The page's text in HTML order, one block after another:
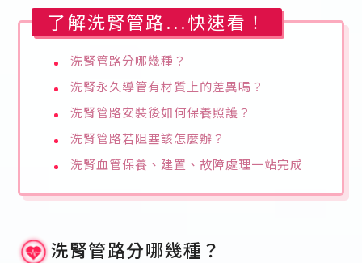
了解洗腎管路...快速看！
洗腎管路分哪幾種？
洗腎永久導管有材質上的差異嗎？
洗腎管路安裝後如何保養照護？
洗腎管路若阻塞該怎麼辦？
洗腎血管保養、建置、故障處理一站完成
洗腎管路分哪幾種？